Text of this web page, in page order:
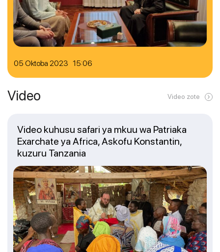
05 Oktoba 2023 15:06
Video Video zote
Video kuhusu safari ya mkuu wa Patriaka
Exarchate ya Africa, Askofu Konstantin,
kuzuru Tanzania